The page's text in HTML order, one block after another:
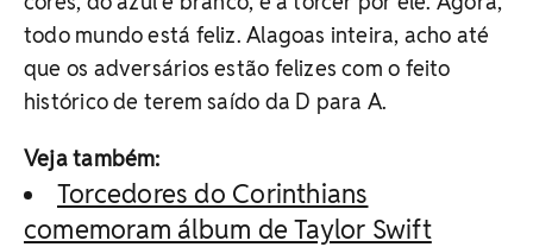
todo mundo está feliz. Alagoas inteira, acho até
que os adversários estão felizes com o feito
histórico de terem saído da D para A.
Veja também:
Torcedores do Corinthians
comemoram álbum de Taylor Swift